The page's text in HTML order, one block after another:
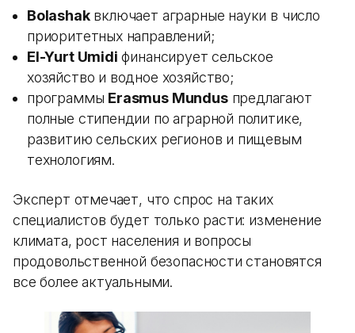
Bolashakвключает аграрные науки в число
приоритетных направлений;
El-Yurt Umidi финансирует сельское
хозяйство и водное хозяйство;
программы Erasmus Mundusпредлагают
полные стипендии по аграрной политике,
развитию сельских регионов и пищевым
технологиям.
Эксперт отмечает, что спрос на таких
специалистов будет только расти: изменение
климата, рост населения и вопросы
продовольственной безопасности становятся
все более актуальными.